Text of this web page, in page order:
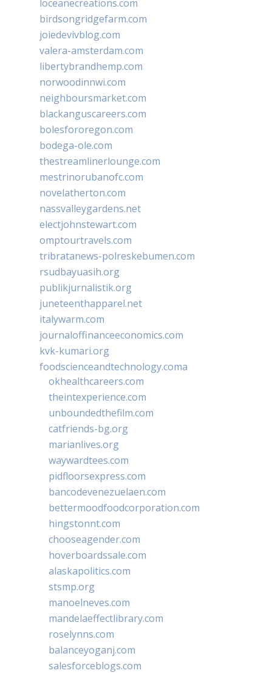
loceanecreations.com
birdsongridgefarm.com
joiedevivblog.com
valera-amsterdam.com
libertybrandhemp.com
norwoodinnwi.com
neighboursmarket.com
blackanguscareers.com
bolesfororegon.com
bodega-ole.com
thestreamlinerlounge.com
mestrinorubanofc.com
novelatherton.com
nassvalleygardens.net
electjohnstewart.com
omptourtravels.com
tribratanews-polreskebumen.com
rsudbayuasih.org
publikjurnalistik.org
juneteenthapparel.net
italywarm.com
journaloffinanceeconomics.com
kvk-kumari.org
foodscienceandtechnology.coma
okhealthcareers.com
theintexperience.com
unboundedthefilm.com
catfriends-bg.org
marianlives.org
waywardtees.com
pidfloorsexpress.com
bancodevenezuelaen.com
bettermoodfoodcorporation.com
hingstonnt.com
chooseagender.com
hoverboardssale.com
alaskapolitics.com
stsmp.org
manoelneves.com
mandelaeffectlibrary.com
roselynns.com
balanceyoganj.com
salesforceblogs.com